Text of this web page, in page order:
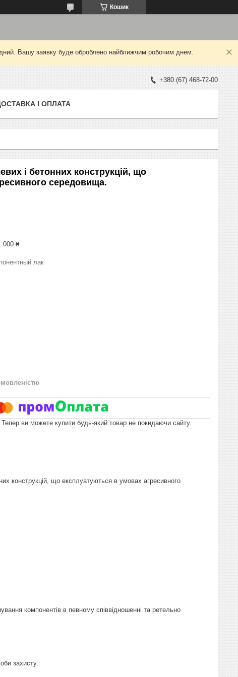
Кошик
Вашу заявку буде оброблено найближчим робочим днем.
+380 (67) 468-72-00
І ОПЛАТА
і бетонних конструкцій, що
середовища.
000 ₴
лак
Тепер ви можете купити будь-який товар не покидаючи сайту.
конструкцій, що експлуатуються в умовах агресивного
компонентів в певному співвідношенні та ретельно
захисту.